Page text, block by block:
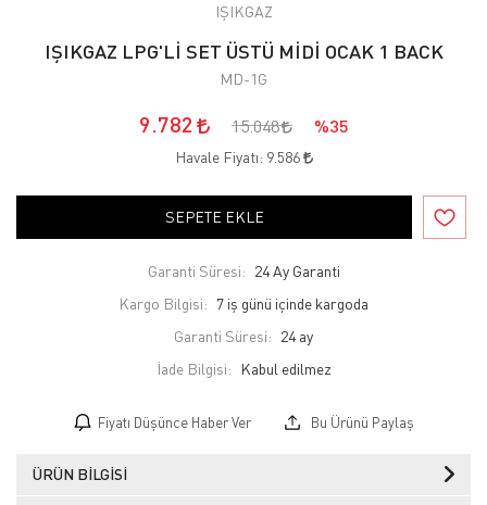
IŞIKGAZ
IŞIKGAZ LPG'Lİ SET ÜSTÜ MİDİ OCAK 1 BACK
MD-1G
9.782 15.048 %35
Havale Fiyatı: 9.586
SEPETE EKLE
Garanti Süresi: 24 Ay Garanti
Kargo Bilgisi: 7 iş günü içinde kargoda
Garanti Süresi: 24 ay
İade Bilgisi:
Fiyatı Düşünce Haber Ver Bu Ürünü Paylaş
ÜRÜN BILGISI